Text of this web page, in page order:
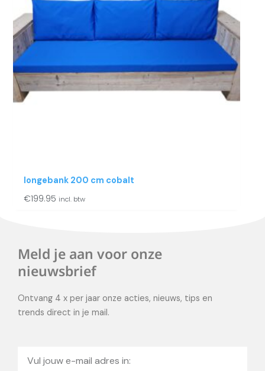
longebank 200 cm cobalt
€199.95 incl. btw
Meld je aan voor onze
nieuwsbrief
Ontvang 4 x per jaar onze acties, nieuws, tips en
trends direct in je mail.